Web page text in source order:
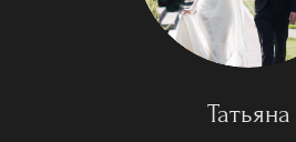
Татьяна